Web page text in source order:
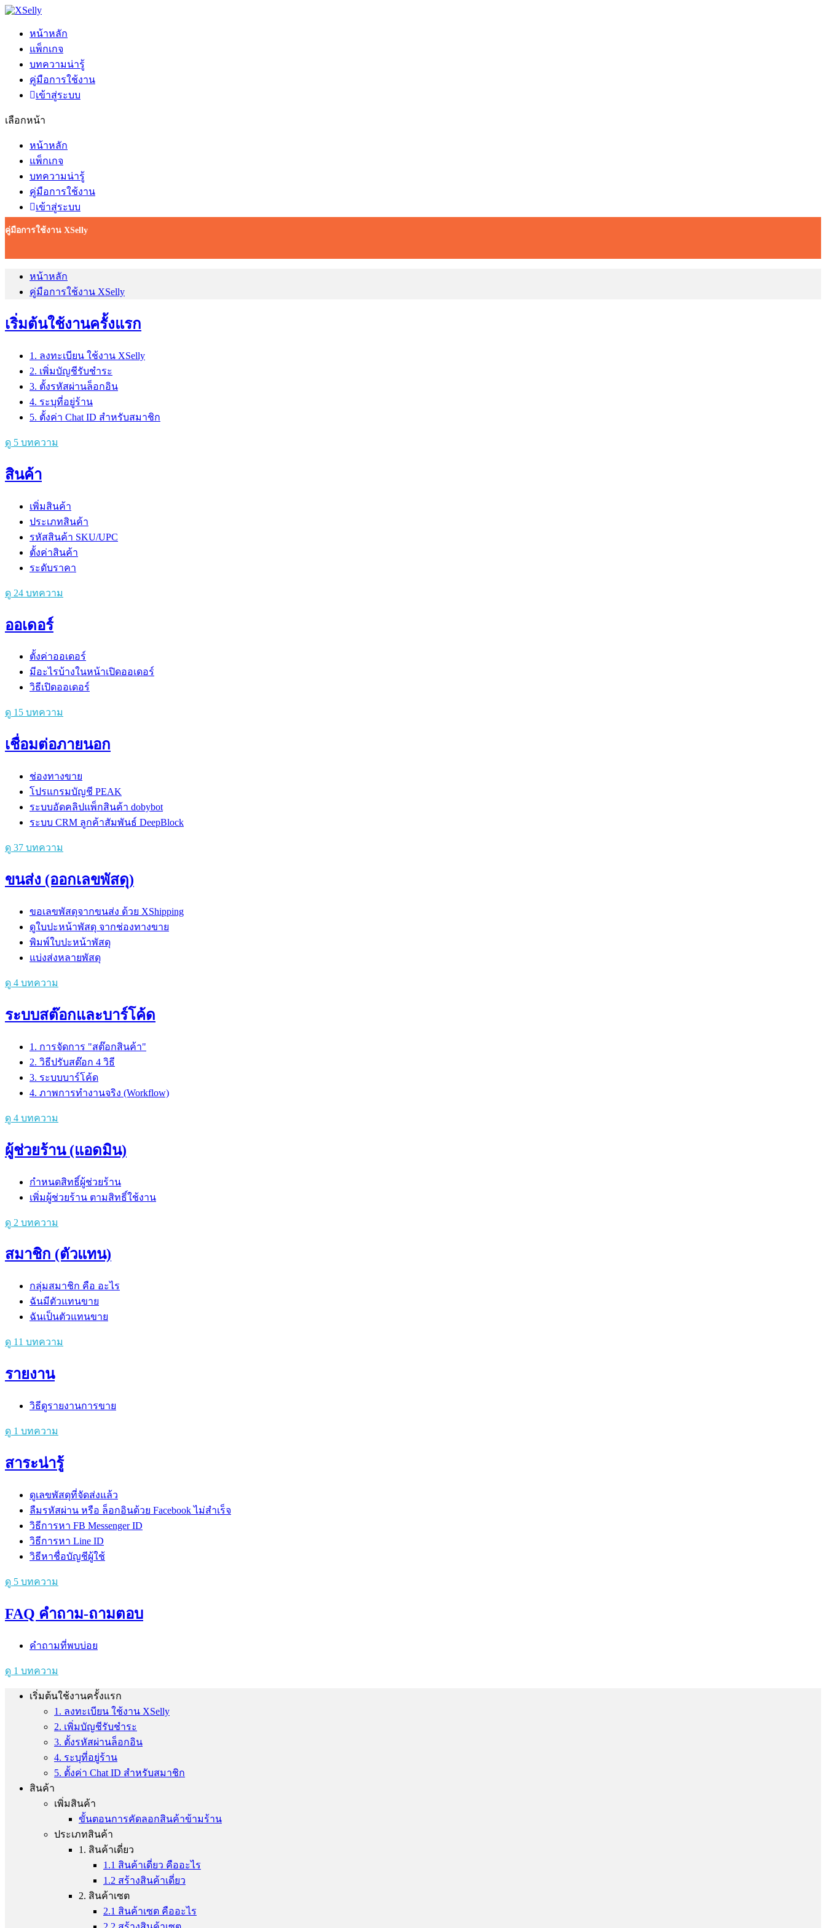
หน้าหลัก
แพ็กเกจ
บทความน่ารู้
คู่มือการใช้งาน
เข้าสู่ระบบ
เลือกหน้า
หน้าหลัก
แพ็กเกจ
บทความน่ารู้
คู่มือการใช้งาน
เข้าสู่ระบบ
คู่มือการใช้งาน XSelly
หน้าหลัก
คู่มือการใช้งาน XSelly
เริ่มต้นใช้งานครั้งแรก
1. ลงทะเบียน ใช้งาน XSelly
2. เพิ่มบัญชีรับชำระ
3. ตั้งรหัสผ่านล็อกอิน
4. ระบุที่อยู่ร้าน
5. ตั้งค่า Chat ID สำหรับสมาชิก
ดู 5 บทความ
สินค้า
เพิ่มสินค้า
ประเภทสินค้า
รหัสสินค้า SKU/UPC
ตั้งค่าสินค้า
ระดับราคา
ดู 24 บทความ
ออเดอร์
ตั้งค่าออเดอร์
มีอะไรบ้างในหน้าเปิดออเดอร์
วิธีเปิดออเดอร์
ดู 15 บทความ
เชื่อมต่อภายนอก
ช่องทางขาย
โปรแกรมบัญชี PEAK
ระบบอัดคลิปแพ็กสินค้า dobybot
ระบบ CRM ลูกค้าสัมพันธ์ DeepBlock
ดู 37 บทความ
ขนส่ง (ออกเลขพัสดุ)
ขอเลขพัสดุจากขนส่ง ด้วย XShipping
ดูใบปะหน้าพัสดุ จากช่องทางขาย
พิมพ์ใบปะหน้าพัสดุ
แบ่งส่งหลายพัสดุ
ดู 4 บทความ
ระบบสต๊อกและบาร์โค้ด
1. การจัดการ "สต๊อกสินค้า"
2. วิธีปรับสต๊อก 4 วิธี
3. ระบบบาร์โค้ด
4. ภาพการทำงานจริง (Workflow)
ดู 4 บทความ
ผู้ช่วยร้าน (แอดมิน)
กำหนดสิทธิ์ผู้ช่วยร้าน
เพิ่มผู้ช่วยร้าน ตามสิทธิ์ใช้งาน
ดู 2 บทความ
สมาชิก (ตัวแทน)
กลุ่มสมาชิก คือ อะไร
ฉันมีตัวแทนขาย
ฉันเป็นตัวแทนขาย
ดู 11 บทความ
รายงาน
วิธีดูรายงานการขาย
ดู 1 บทความ
สาระน่ารู้
ดูเลขพัสดุที่จัดส่งแล้ว
ลืมรหัสผ่าน หรือ ล็อกอินด้วย Facebook ไม่สำเร็จ
วิธีการหา FB Messenger ID
วิธีการหา Line ID
วิธีหาชื่อบัญชีผู้ใช้
ดู 5 บทความ
FAQ คำถาม-ถามตอบ
คำถามที่พบบ่อย
ดู 1 บทความ
เริ่มต้นใช้งานครั้งแรก
1. ลงทะเบียน ใช้งาน XSelly
2. เพิ่มบัญชีรับชำระ
3. ตั้งรหัสผ่านล็อกอิน
4. ระบุที่อยู่ร้าน
5. ตั้งค่า Chat ID สำหรับสมาชิก
สินค้า
เพิ่มสินค้า
ขั้นตอนการคัดลอกสินค้าข้ามร้าน
ประเภทสินค้า
1. สินค้าเดี่ยว
1.1 สินค้าเดี่ยว คืออะไร
1.2 สร้างสินค้าเดี่ยว
2. สินค้าเซต
2.1 สินค้าเซต คืออะไร